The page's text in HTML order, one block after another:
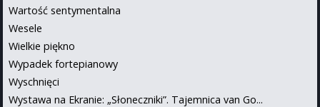
Wartość sentymentalna
Wesele
Wielkie piękno
Wypadek fortepianowy
Wyschnięci
Wystawa na Ekranie: „Słoneczniki”. Tajemnica van Go...